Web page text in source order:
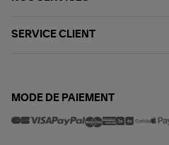
SERVICE CLIENT
MODE DE PAIEMENT